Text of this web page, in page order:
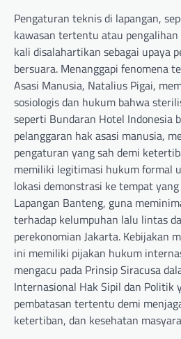
Pengaturan teknis di lapangan,
kawasan tertentu atau
kali disalahartikan sebagai upaya
bersuara. Menanggapi fenomena
Asasi Manusia, Natalius Pigai,
sosiologis dan hukum bahwa
seperti Bundaran Hotel Indonesia
pelanggaran hak asasi manusia,
pengaturan yang sah demi
memiliki legitimasi hukum formal
lokasi demonstrasi ke tempat
Lapangan Banteng, guna
terhadap kelumpuhan lalu lintas
perekonomian Jakarta. Kebijakan
ini memiliki pijakan hukum
mengacu pada Prinsip Siracusa
Internasional Hak Sipil dan Politik
pembatasan tertentu demi
ketertiban, dan kesehatan